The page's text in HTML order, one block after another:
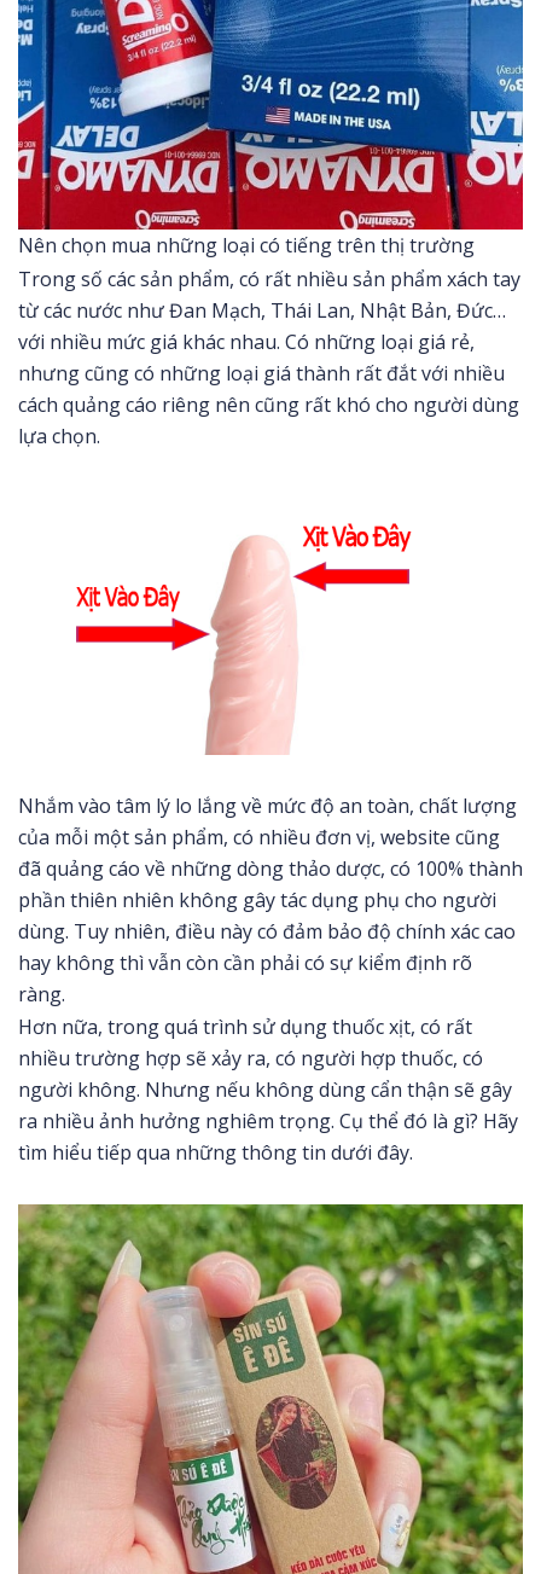
Nên chọn mua những loại có tiếng trên thị trường
Trong số các sản phẩm, có rất nhiều sản phẩm xách tay
từ các nước như Đan Mạch, Thái Lan, Nhật Bản, Đức…
với nhiều mức giá khác nhau. Có những loại giá rẻ,
nhưng cũng có những loại giá thành rất đắt với nhiều
cách quảng cáo riêng nên cũng rất khó cho người dùng
lựa chọn.
Nhắm vào tâm lý lo lắng về mức độ an toàn, chất lượng
của mỗi một sản phẩm, có nhiều đơn vị, website cũng
đã quảng cáo về những dòng thảo dược, có 100% thành
phần thiên nhiên không gây tác dụng phụ cho người
dùng. Tuy nhiên, điều này có đảm bảo độ chính xác cao
hay không thì vẫn còn cần phải có sự kiểm định rõ
ràng.
Hơn nữa, trong quá trình sử dụng thuốc xịt, có rất
nhiều trường hợp sẽ xảy ra, có người hợp thuốc, có
người không. Nhưng nếu không dùng cẩn thận sẽ gây
ra nhiều ảnh hưởng nghiêm trọng. Cụ thể đó là gì? Hãy
tìm hiểu tiếp qua những thông tin dưới đây.